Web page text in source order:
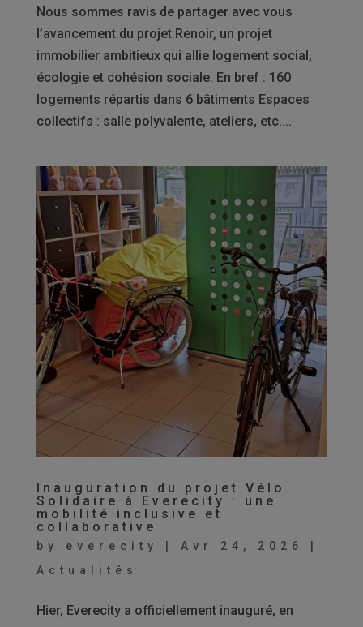
Nous sommes ravis de partager avec vous
l’avancement du projet Renoir, un projet
immobilier ambitieux qui allie logement social,
écologie et cohésion sociale. En bref : 160
logements répartis dans 6 bâtiments Espaces
collectifs : salle polyvalente, ateliers, etc....
Inauguration du projet Vélo
Solidaire à Everecity : une
mobilité inclusive et
collaborative
by everecity | Avr 24, 2026
|
Actualités
Hier, Everecity a officiellement inauguré, en